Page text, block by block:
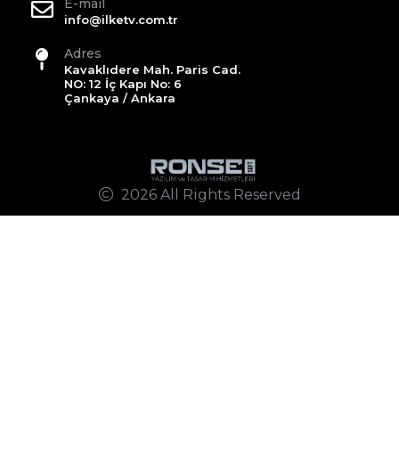
E-mail
info@ilketv.com.tr
Adres
Kavaklıdere Mah. Paris Cad.
NO: 12 İç Kapı No: 6
Çankaya / Ankara
2026 All Rights Reserved